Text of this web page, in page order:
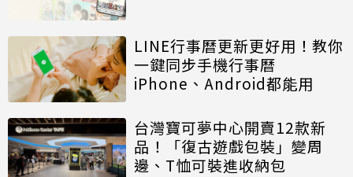
LINE行事曆更新更好用！教你
一鍵同步手機行事曆
iPhone、Android都能用
台灣寶可夢中心開賣12款新
品！「復古遊戲包裝」變周
邊、T恤可裝進收納包